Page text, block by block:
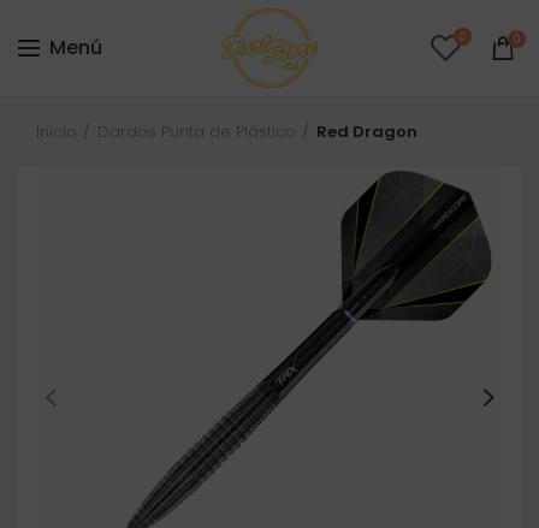
Menú 0 0
Inicio Dardos Punta de Plástico Red Dragon